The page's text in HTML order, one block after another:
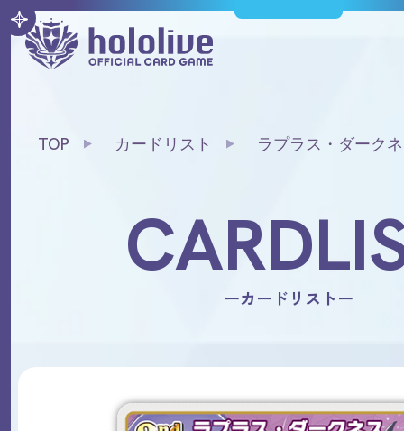
TOP カードリスト ラプラス・ダーク
ーカードリストー